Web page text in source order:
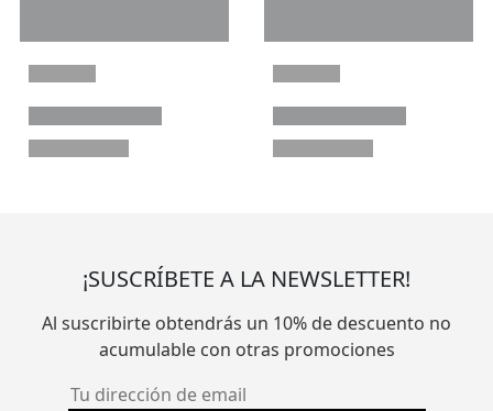
¡SUSCRÍBETE A LA NEWSLETTER!
Al suscribirte obtendrás un 10% de descuento no
acumulable con otras promociones